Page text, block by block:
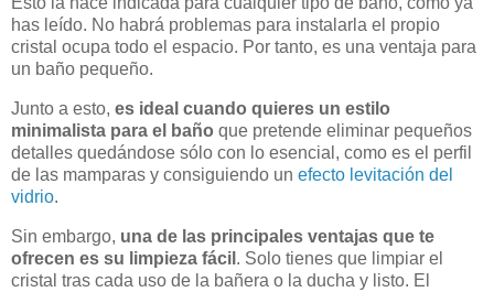
has leído. No habrá problemas para instalarla el propio
cristal ocupa todo el espacio. Por tanto, es una ventaja para
un baño pequeño.
Junto a esto, es ideal cuando quieres un estilo
minimalista para el baño que pretende eliminar pequeños
detalles quedándose sólo con lo esencial, como es el perfil
de las mamparas y consiguiendo un efecto levitación del
vidrio.
Sin embargo, una de las principales ventajas que te
ofrecen es su limpieza fácil . Solo tienes que limpiar el
cristal tras cada uso de la bañera o la ducha y listo. El